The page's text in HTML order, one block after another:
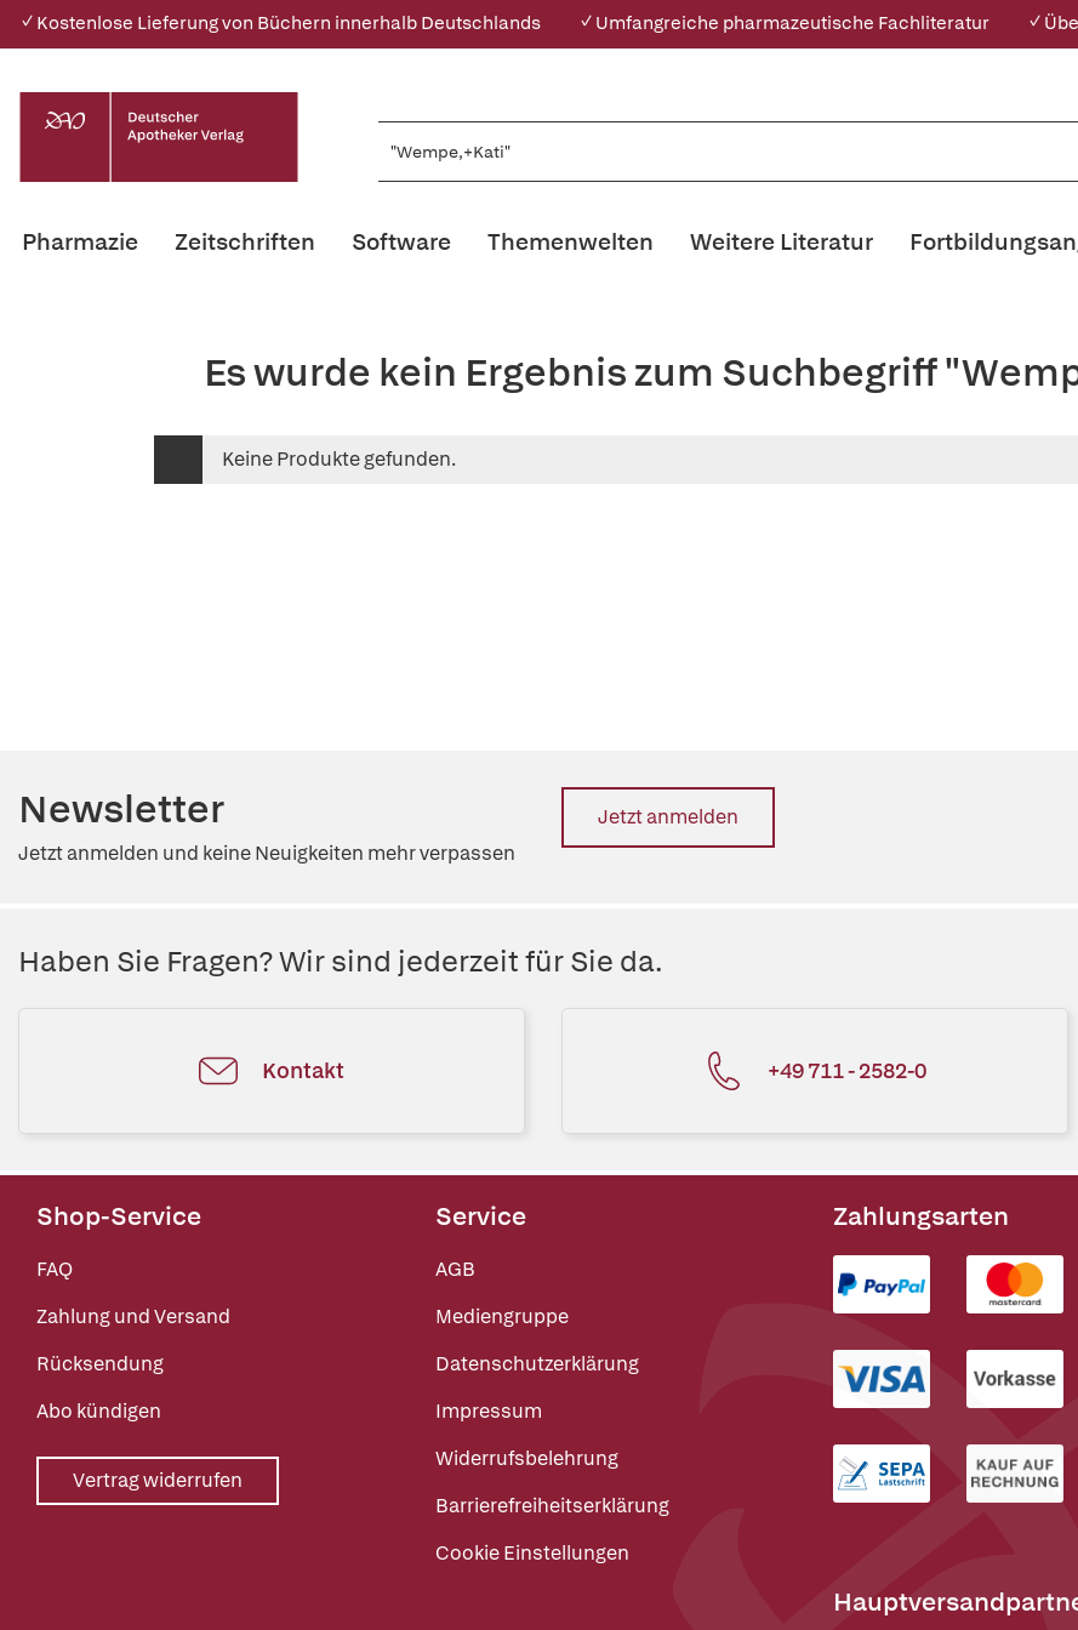
✓ Kostenlose Lieferung von Büchern innerhalb Deutschlands ✓ Umfangreiche pharmazeutische Fachliteratur ✓
Pharmazie Zeitschriften Software Themenwelten Weitere Literatur
Es wurde kein Ergebnis zum Suchbegriff
Keine Produkte gefunden.
Newsletter
Jetzt anmelden und keine Neuigkeiten mehr verpassen
Jetzt anmelden
Haben Sie Fragen? Wir sind jederzeit für Sie da.
Kontakt +49 711 - 2582-0
Shop-Service
FAQ
Zahlung und Versand
Rücksendung
Abo kündigen
Vertrag widerrufen
Service
AGB
Mediengruppe
Datenschutzerklärung
Impressum
Widerrufsbelehrung
Barrierefreiheitserklärung
Cookie Einstellungen
Zahlungsarten